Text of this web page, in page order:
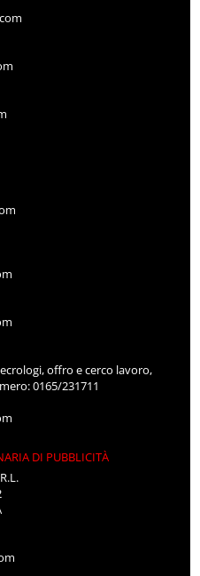
offro e cerco lavoro,
0165/231711
DI PUBBLICITÀ